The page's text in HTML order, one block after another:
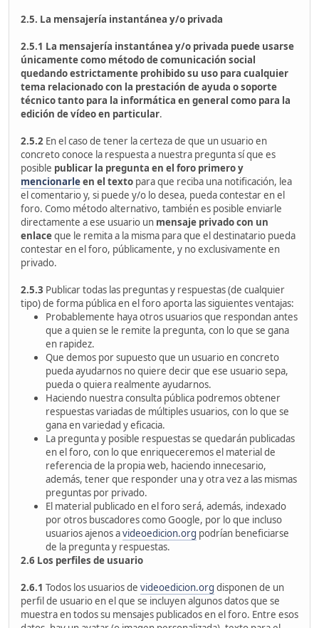
2.5. La mensajería instantánea y/o privada
2.5.1 La mensajería instantánea y/o privada puede usarse
únicamente como método de comunicación social
quedando estrictamente prohibido su uso para cualquier
tema relacionado con la prestación de ayuda o soporte
técnico tanto para la informática en general como para la
edición de vídeo en particular.
2.5.2 En el caso de tener la certeza de que un usuario en
concreto conoce la respuesta a nuestra pregunta sí que es
posible publicar la pregunta en el foro primeroy
mencionarleen el texto para que reciba una notificación, lea
el comentario y, si puede y/o lo desea, pueda contestar en el
foro. Como método alternativo, también es posible enviarle
directamente a ese usuario un mensaje privado con un
enlaceque le remita a la misma para que el destinatario pueda
contestar en el foro, públicamente, y no exclusivamente en
privado.
2.5.3 Publicar todas las preguntas y respuestas (de cualquier
tipo) de forma pública en el foro aporta las siguientes ventajas:
Probablemente haya otros usuarios que respondan antes
que a quien se le remite la pregunta, con lo que se gana
en rapidez.
Que demos por supuesto que un usuario en concreto
pueda ayudarnos no quiere decir que ese usuario sepa,
pueda o quiera realmente ayudarnos.
Haciendo nuestra consulta pública podremos obtener
respuestas variadas de múltiples usuarios, con lo que se
gana en variedad y eficacia.
La pregunta y posible respuestas se quedarán publicadas
en el foro, con lo que enriqueceremos el material de
referencia de la propia web, haciendo innecesario,
además, tener que responder una y otra vez a las mismas
preguntas por privado.
El material publicado en el foro será, además, indexado
por otros buscadores como Google, por lo que incluso
usuarios ajenos avideoedicion.org podrían beneficiarse
de la pregunta y respuestas.
2.6 Los perfiles de usuario
2.6.1 Todos los usuarios de videoedicion.org disponen de un
perfil de usuario en el que se incluyen algunos datos que se
muestra en todos su mensajes publicados en el foro. Entre esos